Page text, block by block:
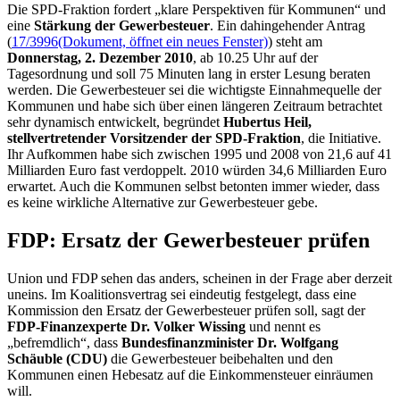
Die SPD-Fraktion fordert „klare Perspektiven für Kommunen“ und
eine Stärkung der Gewerbesteuer. Ein dahingehender Antrag
(17/3996(Dokument, öffnet ein neues Fenster)) steht am
Donnerstag, 2. Dezember 2010, ab 10.25 Uhr auf der
Tagesordnung und soll 75 Minuten lang in erster Lesung beraten
werden. Die Gewerbesteuer sei die wichtigste Einnahmequelle der
Kommunen und habe sich über einen längeren Zeitraum betrachtet
sehr dynamisch entwickelt, begründet Hubertus Heil,
stellvertretender Vorsitzender der SPD-Fraktion, die Initiative.
Ihr Aufkommen habe sich zwischen 1995 und 2008 von 21,6 auf 41
Milliarden Euro fast verdoppelt. 2010 würden 34,6 Milliarden Euro
erwartet. Auch die Kommunen selbst betonten immer wieder, dass
es keine wirkliche Alternative zur Gewerbesteuer gebe.
FDP: Ersatz der Gewerbesteuer prüfen
Union und FDP sehen das anders, scheinen in der Frage aber derzeit
uneins. Im Koalitionsvertrag sei eindeutig festgelegt, dass eine
Kommission den Ersatz der Gewerbesteuer prüfen soll, sagt der
FDP-Finanzexperte Dr. Volker Wissing und nennt es
„befremdlich“, dass Bundesfinanzminister Dr. Wolfgang
Schäuble (CDU) die Gewerbesteuer beibehalten und den
Kommunen einen Hebesatz auf die Einkommensteuer einräumen
will.